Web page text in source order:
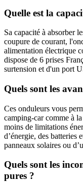
Quelle est la
Sa capacité à absorber
coupure de courant,
alimentation électrique
dispose de 6 prises
surtension et d'un port
Quels sont les
Ces onduleurs vous
camping-car comme à
moins de limitations
d’énergie, des batteries
panneaux solaires ou
Quels sont les
pures ?